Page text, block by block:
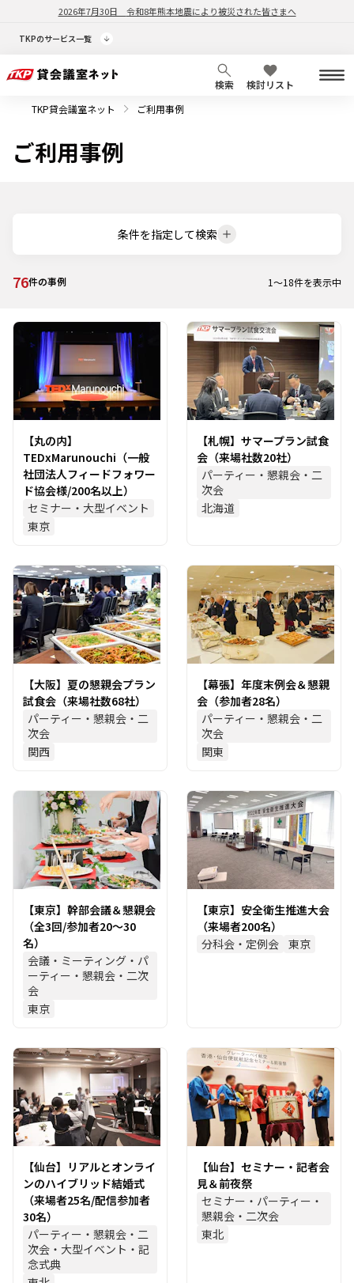
2026年7月30日 令和8年熊本地震により被災された皆さまへ
TKPのサービス一覧
検索
検討リスト
TKP貸会議室ネット
ご利用事例
ご利用事例
条件を指定して検索
76件の事例 1～18件を表示中
【丸の内】
TEDxMarunouchi（一般
社団法人フィードフォワー
ド協会様/200名以上）
セミナー・大型イベント
東京
【札幌】サマープラン試食
会（来場社数20社）
パーティー・懇親会・二
次会
北海道
【大阪】夏の懇親会プラン
試食会（来場社数68社）
パーティー・懇親会・二
次会
関西
【幕張】年度末例会＆懇親
会（参加者28名）
パーティー・懇親会・二
次会
関東
【東京】幹部会議＆懇親会
（全3回/参加者20～30
名）
会議・ミーティング・パ
ーティー・懇親会・二次
会
東京
【東京】安全衛生推進大会
（来場者200名）
分科会・定例会 東京
【仙台】リアルとオンライ
ンのハイブリッド結婚式
（来場者25名/配信参加者
30名）
パーティー・懇親会・二
次会・大型イベント・記
念式典
【仙台】セミナー・記者会
見＆前夜祭
セミナー・パーティー・
懇親会・二次会
東北